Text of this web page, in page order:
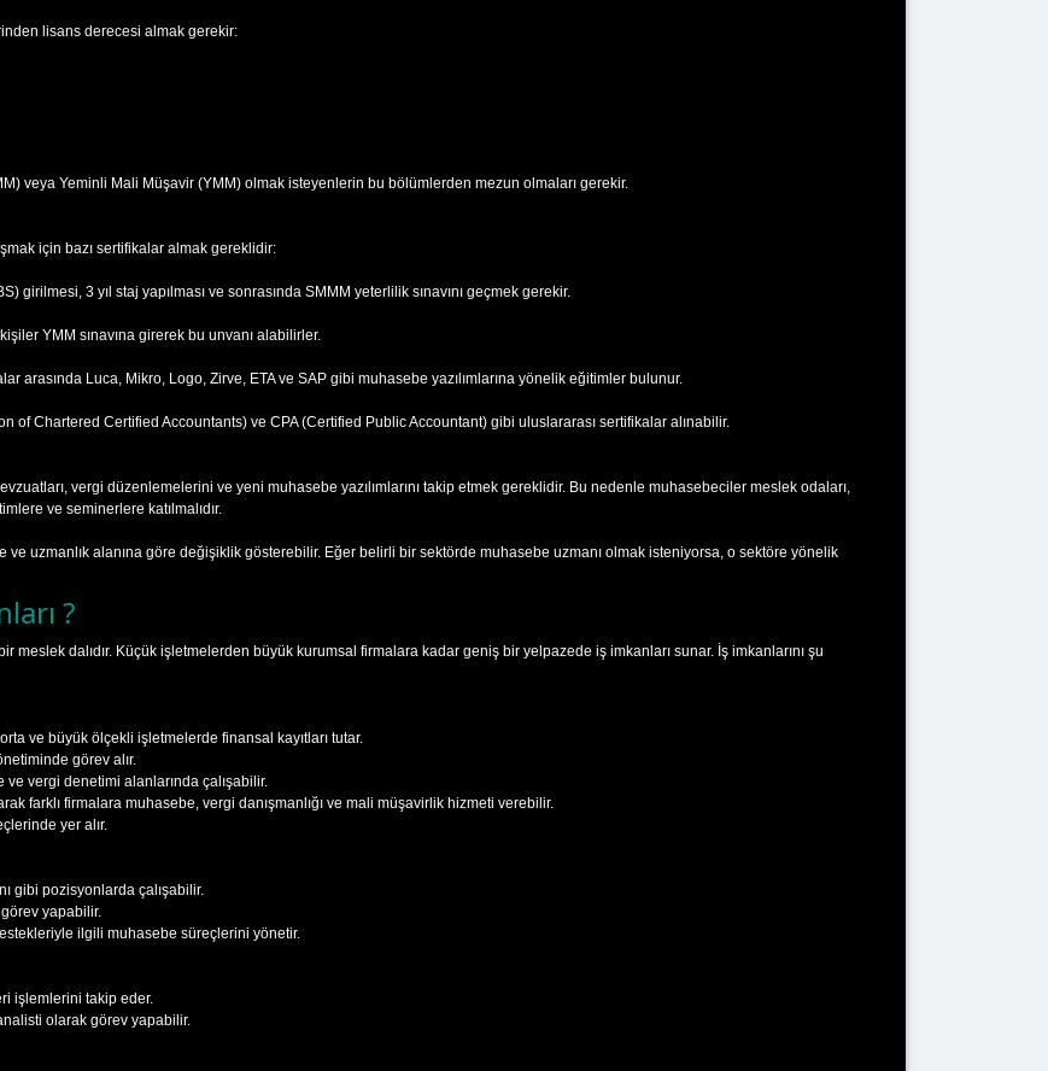
lisans derecesi almak gerekir:
veya Yeminli Mali Müşavir (YMM) olmak isteyenlerin bu bölümlerden mezun olmaları gerekir.
için bazı sertifikalar almak gereklidir:
girilmesi, 3 yıl staj yapılması ve sonrasında SMMM yeterlilik sınavını geçmek gerekir.
YMM sınavına girerek bu unvanı alabilirler.
arasında Luca, Mikro, Logo, Zirve, ETA ve SAP gibi muhasebe yazılımlarına yönelik eğitimler bulunur.
of Chartered Certified Accountants) ve CPA (Certified Public Accountant) gibi uluslararası sertifikalar alınabilir.
vergi düzenlemelerini ve yeni muhasebe yazılımlarını takip etmek gereklidir. Bu nedenle muhasebeciler meslek odaları,
ve seminerlere katılmalıdır.
uzmanlık alanına göre değişiklik gösterebilir. Eğer belirli bir sektörde muhasebe uzmanı olmak isteniyorsa, o sektöre yönelik
?
dalıdır. Küçük işletmelerden büyük kurumsal firmalara kadar geniş bir yelpazede iş imkanları sunar. İş imkanlarını şu
ve büyük ölçekli işletmelerde finansal kayıtları tutar.
görev alır.
ve vergi denetimi alanlarında çalışabilir.
farklı firmalara muhasebe, vergi danışmanlığı ve mali müşavirlik hizmeti verebilir.
yer alır.
gibi pozisyonlarda çalışabilir.
yapabilir.
ilgili muhasebe süreçlerini yönetir.
işlemlerini takip eder.
olarak görev yapabilir.